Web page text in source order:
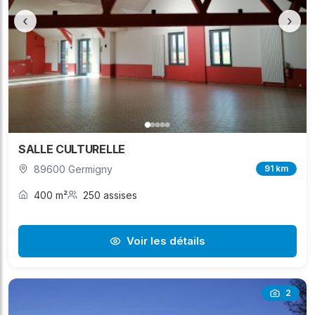
‹ ›
SALLE CULTURELLE
89600 Germigny 91 km
400 m² 250 assises
Voir les détails
2